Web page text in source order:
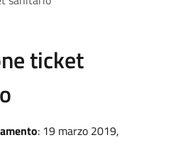
ticket
: 19 marzo 2019,